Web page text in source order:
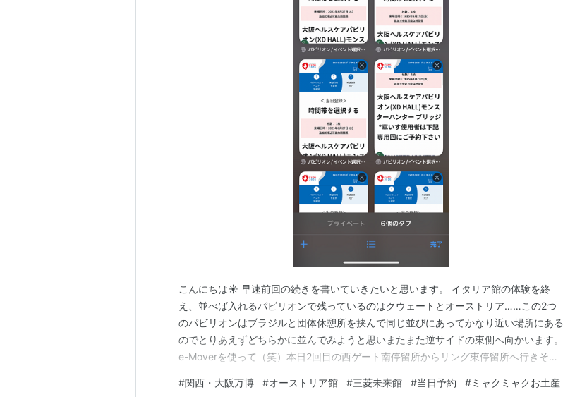
こんにちは☀️ 早速前回の続きを書いていきたいと思います。 イタリア館の体験を終
え、並べば入れるパビリオンで残っているのはクウェートとオーストリア……この2つ
のパビリオンはブラジルと団体休憩所を挟んで同じ並びにあってかなり近い場所にある
のでとりあえずどちらかに並んでみようと思いまたまた逆サイドの東側へ向かいます。
e-Moverを使って（笑）本日2回目の西ゲート南停留所からリング東停留所へ行きそこ
したね！ オーストリア館は30分待ちとの情報が出ていましたが入場制限中につき並ぶ
#関西・大阪万博 #オーストリア館 #三菱未来館 #当日予約 #ミャクミャクお土産